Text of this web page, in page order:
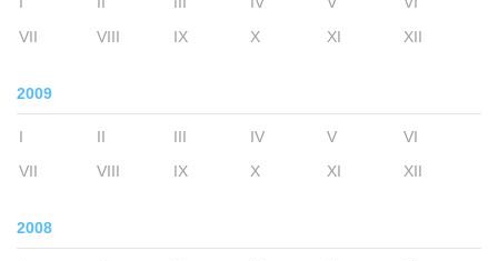
VII
VIII IX X XI XII
2009
I II III IV V
VI
VII
VIII IX X XI XII
2008